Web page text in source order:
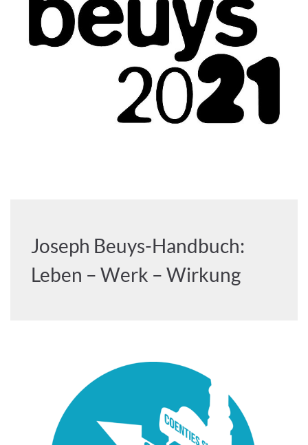
Joseph Beuys-Handbuch:
Leben – Werk – Wirkung